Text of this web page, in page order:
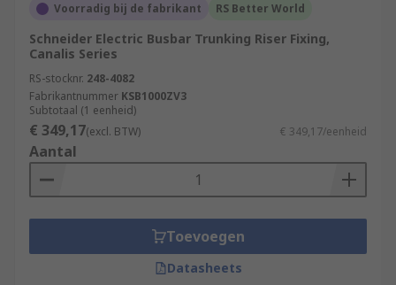
Voorradig bij de fabrikant RS Better World
Schneider Electric Busbar Trunking Riser Fixing,
Canalis Series
RS-stocknr. 248-4082
Fabrikantnummer KSB1000ZV3
Subtotaal (1 eenheid)
€ 349,17(excl. BTW) € 349,17/eenheid
Aantal
Toevoegen
Datasheets